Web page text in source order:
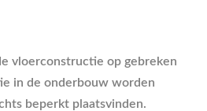
vloerconstructie op gebreken
in de onderbouw worden
beperkt plaatsvinden.